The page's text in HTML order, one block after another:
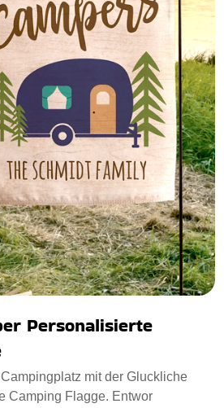
Personalisierte
mit der Gluckliche
Camping Flagge. Entwor